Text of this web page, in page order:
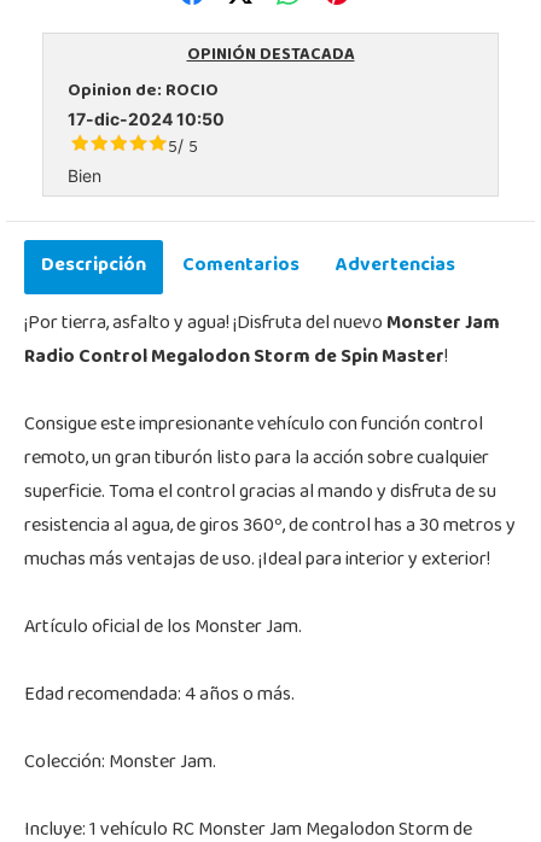
OPINIÓN DESTACADA
Opinion de:ROCIO
17-dic-2024 10:50
5/ 5
Bien
Descripción Comentarios
Advertencias
¡Por tierra, asfalto y agua! ¡Disfruta del nuevoMonster Jam
Radio Control Megalodon Storm de Spin Master!
Consigue este impresionante vehículo con función control
remoto, un gran tiburón listo para la acción sobre cualquier
superficie. Toma el control gracias al mando y disfruta de su
resistencia al agua, de giros 360º, de control has a 30 metros y
muchas más ventajas de uso. ¡Ideal para interior y exterior!
Artículo oficial de los Monster Jam.
Edad recomendada: 4 años o más.
Colección: Monster Jam.
Incluye: 1 vehículo RC Monster Jam Megalodon Storm de